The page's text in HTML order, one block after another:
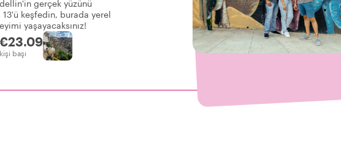
gerçek yüzünü
keşfedin, burada yerel
yaşayacaksınız!
€23.09
kişi başı